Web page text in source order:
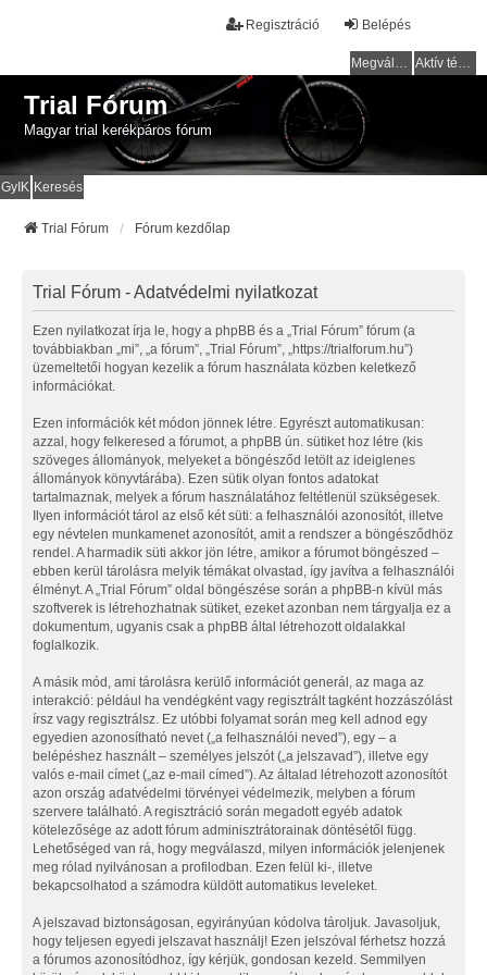
Belépés
Regisztráció
Megválaszolatlan témák Aktív témák
Trial Fórum
Magyar trial kerékpáros fórum
GyIK Keresés
Trial Fórum Fórum kezdőlap
Trial Fórum - Adatvédelmi nyilatkozat
Ezen nyilatkozat írja le, hogy a phpBB és a „Trial Fórum” fórum (a
továbbiakban „mi”, „a fórum”, „Trial Fórum”, „https://trialforum.hu”)
üzemeltetői hogyan kezelik a fórum használata közben keletkező
információkat.
Ezen információk két módon jönnek létre. Egyrészt automatikusan:
azzal, hogy felkeresed a fórumot, a phpBB ún. sütiket hoz létre (kis
szöveges állományok, melyeket a böngésződ letölt az ideiglenes
állományok könyvtárába). Ezen sütik olyan fontos adatokat
tartalmaznak, melyek a fórum használatához feltétlenül szükségesek.
Ilyen információt tárol az első két süti: a felhasználói azonosítót, illetve
egy névtelen munkamenet azonosítót, amit a rendszer a böngésződhöz
rendel. A harmadik süti akkor jön létre, amikor a fórumot böngészed –
ebben kerül tárolásra melyik témákat olvastad, így javítva a felhasználói
élményt. A „Trial Fórum” oldal böngészése során a phpBB-n kívül más
szoftverek is létrehozhatnak sütiket, ezeket azonban nem tárgyalja ez a
dokumentum, ugyanis csak a phpBB által létrehozott oldalakkal
foglalkozik.
A másik mód, ami tárolásra kerülő információt generál, az maga az
interakció: például ha vendégként vagy regisztrált tagként hozzászólást
írsz vagy regisztrálsz. Ez utóbbi folyamat során meg kell adnod egy
egyedien azonosítható nevet („a felhasználói neved”), egy – a
belépéshez használt – személyes jelszót („a jelszavad”), illetve egy
valós e-mail címet („az e-mail címed”). Az általad létrehozott azonosítót
azon ország adatvédelmi törvényei védelmezik, melyben a fórum
szervere található. A regisztráció során megadott egyéb adatok
kötelezősége az adott fórum adminisztrátorainak döntésétől függ.
Lehetőséged van rá, hogy megválaszd, milyen információk jelenjenek
meg rólad nyilvánosan a profilodban. Ezen felül ki-, illetve
bekapcsolhatod a számodra küldött automatikus leveleket.
A jelszavad biztonságosan, egyirányúan kódolva tároljuk. Javasoljuk,
hogy teljesen egyedi jelszavat használj! Ezen jelszóval férhetsz hozzá
a fórumos azonosítódhoz, így kérjük, gondosan kezeld. Semmilyen